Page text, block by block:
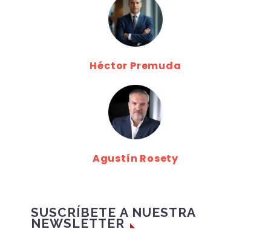
Héctor Premuda
Agustín Rosety
SUSCRÍBETE A NUESTRA
NEWSLETTER